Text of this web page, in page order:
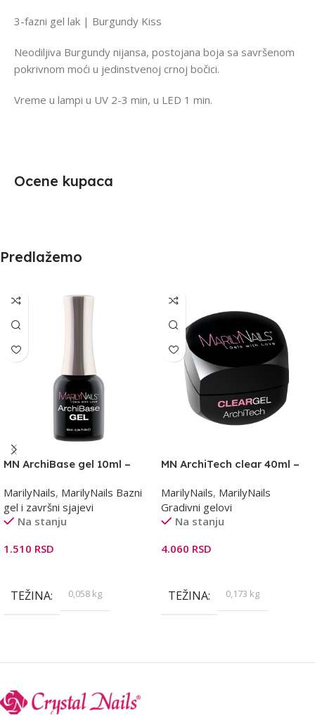
3-fazni gel lak | Burgundy Kiss
Neodiljiva Burgundy nijansa, postojana boja sa savršenom
pokrivnom moći u jedinstvenoj crnoj bočici.
Vreme u lampi u UV 2-3 min, u LED 1 min.
Ocene kupaca
Predlažemo
MN ArchiBase gel 10ml –
MarilyNails, MarilyNails Bazni
gel i završni sjajevi
Na stanju
1.510 RSD
TEŽINA 0,058 kg
MN ArchiTech clear 40ml –
MarilyNails, MarilyNails
Gradivni gelovi
Na stanju
4.060 RSD
TEŽINA 0,173 kg